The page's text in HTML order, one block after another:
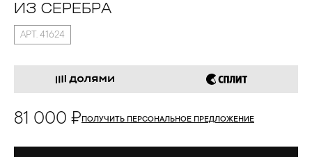
ИЗ СЕРЕБРА
АРТ. 41624
81 000 ₽ ПОЛУЧИТЬ ПЕРСОНАЛЬНОЕ ПРЕДЛОЖЕНИЕ